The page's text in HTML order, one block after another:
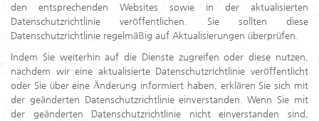
den entsprechenden Websites sowie in der aktualisierten
Datenschutzrichtlinie veröffentlichen. Sie sollten diese
Datenschutzrichtlinie regelmäßig auf Aktualisierungen überprüfen.
Indem Sie weiterhin auf die Dienste zugreifen oder diese nutzen,
nachdem wir eine aktualisierte Datenschutzrichtlinie veröffentlicht
oder Sie über eine Änderung informiert haben, erklären Sie sich mit
der geänderten Datenschutzrichtlinie einverstanden. Wenn Sie mit
der geänderten Datenschutzrichtlinie nicht einverstanden sind,